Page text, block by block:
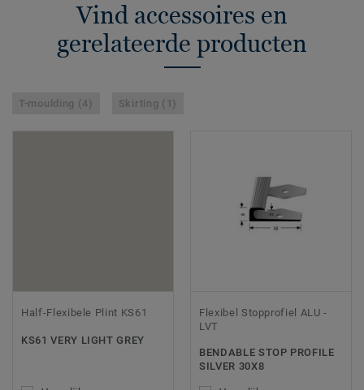
Vind accessoires en
gerelateerde producten
T-moulding (4) Skirting (1)
Half-Flexibele Plint KS61
KS61 VERY LIGHT GREY
Flexibel Stopprofiel ALU -
LVT
BENDABLE STOP PROFILE
SILVER 30X8